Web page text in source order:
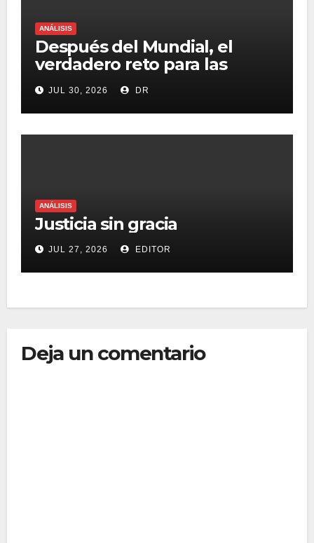
ANÁLISIS
Después del Mundial, el
verdadero reto para las
marcas será destacar en un
mercado saturado
JUL 30, 2026 DR
ANÁLISIS
Justicia sin gracia
JUL 27, 2026 EDITOR
Deja un comentario